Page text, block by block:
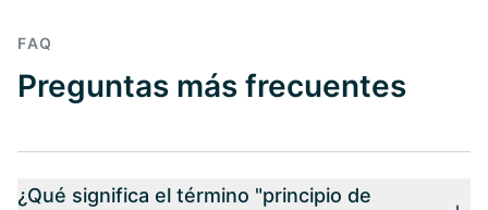
FAQ
Preguntas más frecuentes
¿Qué significa el término "principio de